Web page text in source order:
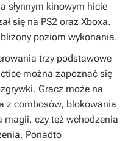
słynnym kinowym hicie
się na PS2 oraz Xboxa.
poziom wykonania.
trzy podstawowe
można zapoznać się
Gracz może na
z combosów, blokowania
czy też wchodzenia
Ponadto